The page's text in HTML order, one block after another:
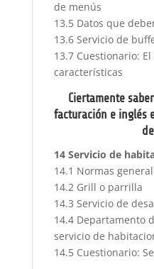
de menús
13.5 Datos que
13.6 Servicio de
13.7 Cuestionario:
características
Ciertamente
facturación e inglés
14 Servicio de
14.1 Normas
14.2 Grill o parrilla
14.3 Servicio de
14.4 Departamento
servicio de
14.5 Cuestionario: